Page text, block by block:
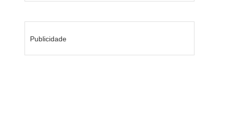
Publicidade